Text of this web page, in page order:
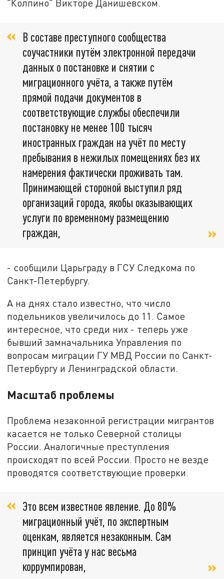
"Колпино" Викторе Данишевском.
В составе преступного сообщества
соучастники путём электронной передачи
данных о постановке и снятии с
миграционного учёта, а также путём
прямой подачи документов в
соответствующие службы обеспечили
постановку не менее 100 тысяч
иностранных граждан на учёт по месту
пребывания в нежилых помещениях без их
намерения фактически проживать там.
Принимающей стороной выступил ряд
организаций города, якобы оказывающих
услуги по временному размещению
граждан,
- сообщили Царьграду в ГСУ Следкома по
Санкт-Петербургу.
А на днях стало известно, что число
подельников увеличилось до 11. Самое
интересное, что среди них - теперь уже
бывший замначальника Управления по
вопросам миграции ГУ МВД России по Санкт-
Петербургу и Ленинградской области.
Масштаб проблемы
Проблема незаконной регистрации мигрантов
касается не только Северной столицы
России. Аналогичные преступления
происходят по всей России. Просто не везде
проводятся соответствующие проверки.
Это всем известное явление. До 80%
миграционный учёт, по экспертным
оценкам, является незаконным. Сам
принцип учёта у нас весьма
коррумпирован,